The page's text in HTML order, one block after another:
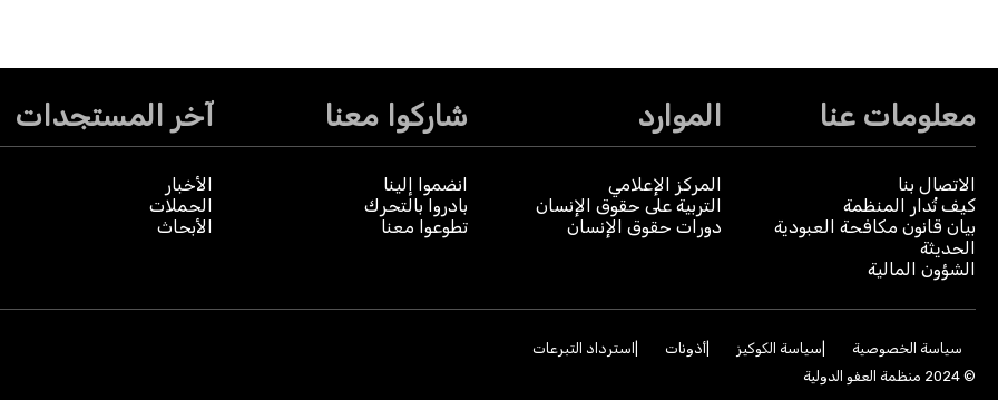
معلومات عنا
الاتصال بنا
كيف تُدار المنظمة
بيان قانون مكافحة العبودية
الحديثة
الشؤون المالية
الموارد
المركز الإعلامي
التربية على حقوق الإنسان
دورات حقوق الإنسان
شاركوا معنا
انضموا إلينا
بادروا بالتحرك
تطوعوا معنا
آخر المستجدات
الأخبار
الحملات
الأبحاث
سياسة الخصوصية سياسة الكوكيز أذونات
استرداد التبرعات
© 2024 منظمة العفو الدولية